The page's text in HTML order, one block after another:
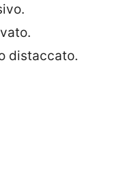
distaccato.